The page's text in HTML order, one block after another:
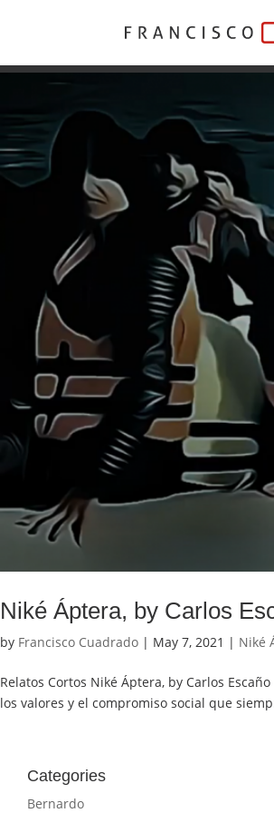
Niké Áptera, by Carlos
by Francisco Cuadrado | May 7, 2021 | Niké
Relatos Cortos Niké Áptera, by Carlos
los valores y el compromiso social que
Categories
Bernardo